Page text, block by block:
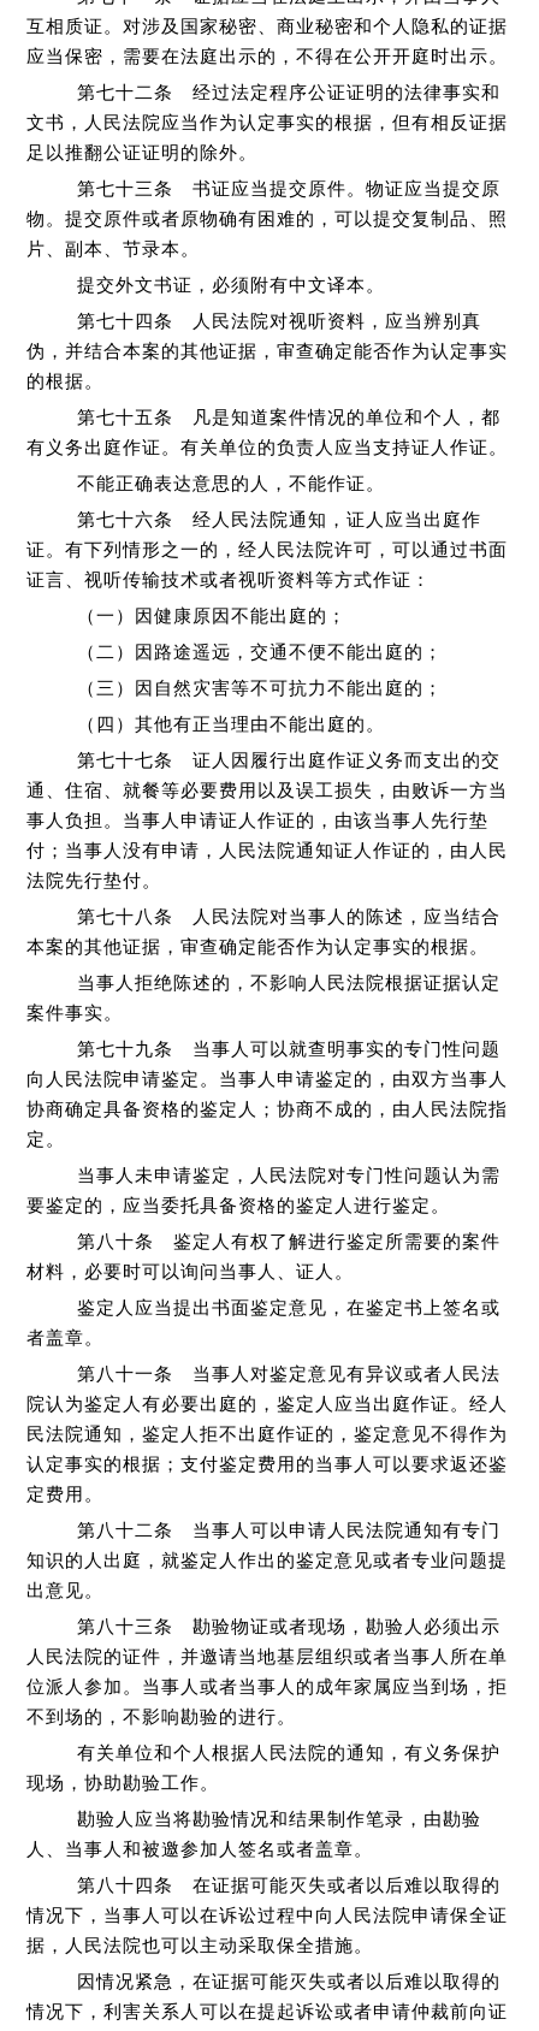
互相质证。对涉及国家秘密、商业秘密和个人隐私的证据
应当保密，需要在法庭出示的，不得在公开开庭时出示。
第七十二条 经过法定程序公证证明的法律事实和
文书，人民法院应当作为认定事实的根据，但有相反证据
足以推翻公证证明的除外。
第七十三条 书证应当提交原件。物证应当提交原
物。提交原件或者原物确有困难的，可以提交复制品、照
片、副本、节录本。
提交外文书证，必须附有中文译本。
第七十四条 人民法院对视听资料，应当辨别真
伪，并结合本案的其他证据，审查确定能否作为认定事实
的根据。
第七十五条 凡是知道案件情况的单位和个人，都
有义务出庭作证。有关单位的负责人应当支持证人作证。
不能正确表达意思的人，不能作证。
第七十六条 经人民法院通知，证人应当出庭作
证。有下列情形之一的，经人民法院许可，可以通过书面
证言、视听传输技术或者视听资料等方式作证：
（一）因健康原因不能出庭的；
（二）因路途遥远，交通不便不能出庭的；
（三）因自然灾害等不可抗力不能出庭的；
（四）其他有正当理由不能出庭的。
第七十七条 证人因履行出庭作证义务而支出的交
通、住宿、就餐等必要费用以及误工损失，由败诉一方当
事人负担。当事人申请证人作证的，由该当事人先行垫
付；当事人没有申请，人民法院通知证人作证的，由人民
法院先行垫付。
第七十八条 人民法院对当事人的陈述，应当结合
本案的其他证据，审查确定能否作为认定事实的根据。
当事人拒绝陈述的，不影响人民法院根据证据认定
案件事实。
第七十九条 当事人可以就查明事实的专门性问题
向人民法院申请鉴定。当事人申请鉴定的，由双方当事人
协商确定具备资格的鉴定人；协商不成的，由人民法院指
定。
当事人未申请鉴定，人民法院对专门性问题认为需
要鉴定的，应当委托具备资格的鉴定人进行鉴定。
第八十条 鉴定人有权了解进行鉴定所需要的案件
材料，必要时可以询问当事人、证人。
鉴定人应当提出书面鉴定意见，在鉴定书上签名或
者盖章。
第八十一条 当事人对鉴定意见有异议或者人民法
院认为鉴定人有必要出庭的，鉴定人应当出庭作证。经人
民法院通知，鉴定人拒不出庭作证的，鉴定意见不得作为
认定事实的根据；支付鉴定费用的当事人可以要求返还鉴
定费用。
第八十二条 当事人可以申请人民法院通知有专门
知识的人出庭，就鉴定人作出的鉴定意见或者专业问题提
出意见。
第八十三条 勘验物证或者现场，勘验人必须出示
人民法院的证件，并邀请当地基层组织或者当事人所在单
位派人参加。当事人或者当事人的成年家属应当到场，拒
不到场的，不影响勘验的进行。
有关单位和个人根据人民法院的通知，有义务保护
现场，协助勘验工作。
勘验人应当将勘验情况和结果制作笔录，由勘验
人、当事人和被邀参加人签名或者盖章。
第八十四条 在证据可能灭失或者以后难以取得的
情况下，当事人可以在诉讼过程中向人民法院申请保全证
据，人民法院也可以主动采取保全措施。
因情况紧急，在证据可能灭失或者以后难以取得的
情况下，利害关系人可以在提起诉讼或者申请仲裁前向证